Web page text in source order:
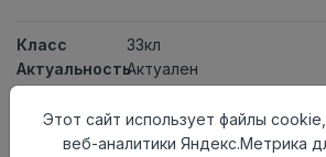
Класс
33кл
АктуальностьАктуален
Размер
доски
1292×193мм
Этот сайт использует файлы
веб-аналитики Яндекс.Метрика